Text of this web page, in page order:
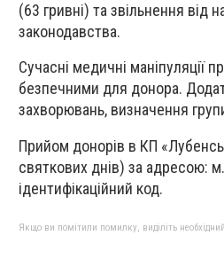
(63 гривні) та звільнення від
законодавства.
Сучасні медичні маніпуляції
безпечними для донора.
захворювань, визначення
Прийом донорів в КП
святкових днів) за адресою:
ідентифікаційний код.
Якщо ви помітили помилку, виділіть